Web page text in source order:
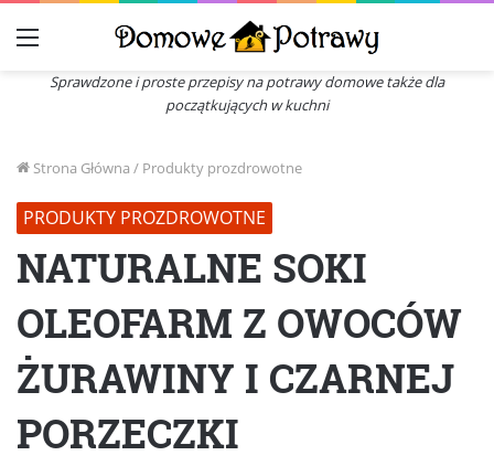
Menu
Sprawdzone i proste przepisy na potrawy domowe także dla
początkujących w kuchni
Strona Główna / Produkty prozdrowotne
PRODUKTY PROZDROWOTNE
NATURALNE SOKI
OLEOFARM Z OWOCÓW
ŻURAWINY I CZARNEJ
PORZECZKI